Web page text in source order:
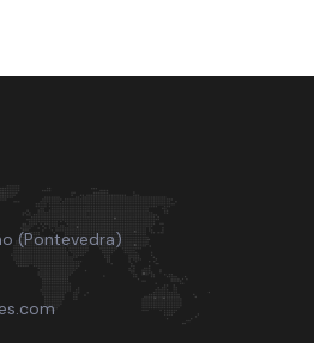
(Pontevedra)